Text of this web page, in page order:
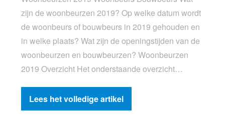
zijn de woonbeurzen 2019? Op welke datum wordt
de woonbeurs of bouwbeurs in 2019 gehouden en
in welke plaats? Wat zijn de openingstijden van de
woonbeurzen en bouwbeurzen? Woonbeurzen
2019 Overzicht Het onderstaande overzicht…
Lees het volledige artikel